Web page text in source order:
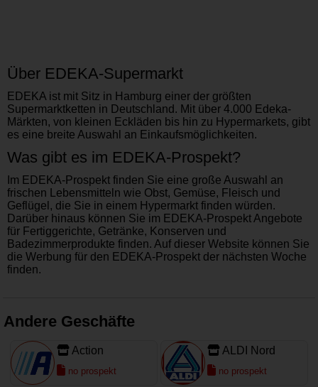
Über EDEKA-Supermarkt
EDEKA ist mit Sitz in Hamburg einer der größten
Supermarktketten in Deutschland. Mit über 4.000 Edeka-
Märkten, von kleinen Eckläden bis hin zu Hypermarkets, gibt
es eine breite Auswahl an Einkaufsmöglichkeiten.
Was gibt es im EDEKA-Prospekt?
Im EDEKA-Prospekt finden Sie eine große Auswahl an
frischen Lebensmitteln wie Obst, Gemüse, Fleisch und
Geflügel, die Sie in einem Hypermarkt finden würden.
Darüber hinaus können Sie im EDEKA-Prospekt Angebote
für Fertiggerichte, Getränke, Konserven und
Badezimmerprodukte finden. Auf dieser Website können Sie
die Werbung für den EDEKA-Prospekt der nächsten Woche
finden.
Andere Geschäfte
Action
no prospekt
ALDI Nord
no prospekt